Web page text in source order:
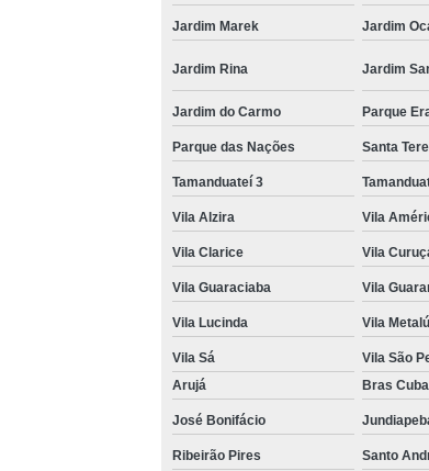
Jardim Marek Jardim
Jardim Rina Jardim
Jardim do Carmo Parque
Parque das Nações Santa
Tamanduateí 3
Vila Alzira Vila
Vila Clarice Vila
Vila Guaraciaba Vila
Vila Lucinda Vila
Vila Sá Vila São
Arujá
Bras
José Bonifácio
Ribeirão Pires Santo